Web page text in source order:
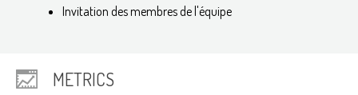
Invitation des membres de l'équipe
METRICS